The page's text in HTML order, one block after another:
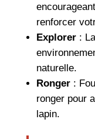
renforcer
Explorer:
naturelle.
Ronger:
ronger pour
lapin.